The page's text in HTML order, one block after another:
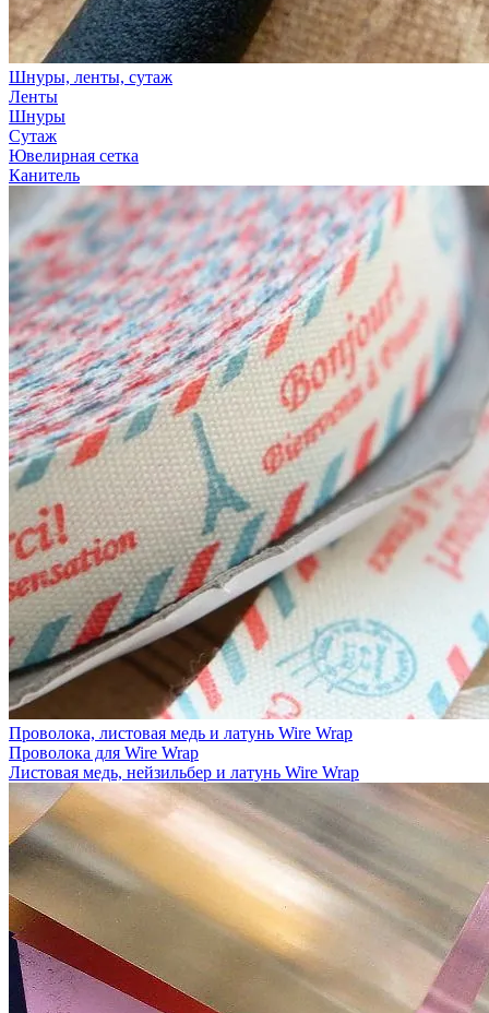
Шнуры, ленты, сутаж
Ленты
Шнуры
Сутаж
Ювелирная сетка
Канитель
Проволока, листовая медь и латунь Wire Wrap
Проволока для Wire Wrap
Листовая медь, нейзильбер и латунь Wire Wrap